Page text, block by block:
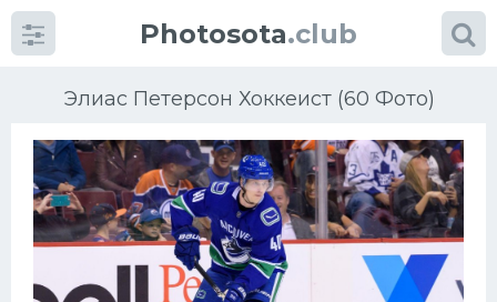
Photosota.club
Элиас Петерсон Хоккеист (60 Фото)
КатегорииФото